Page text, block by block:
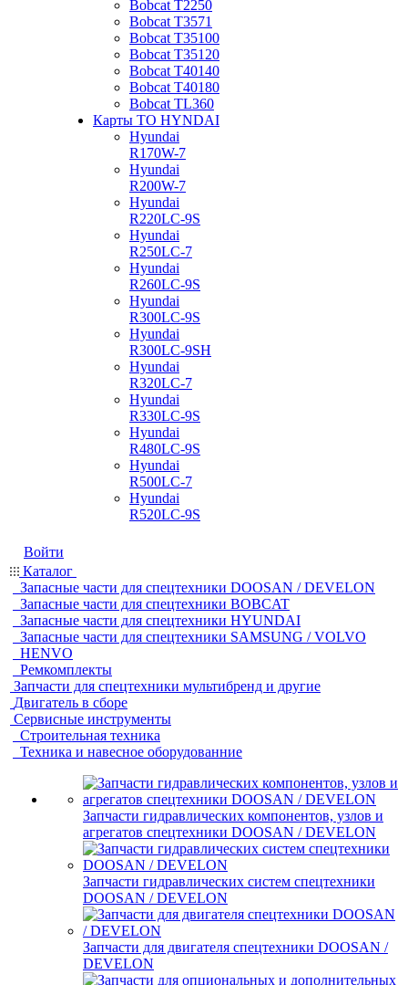
Bobcat Т2250
Bobcat Т3571
Bobcat Т35100
Bobcat Т35120
Bobcat Т40140
Bobcat Т40180
Bobcat ТL360
Карты ТО HYNDAI
Hyundai
R170W-7
Hyundai
R200W-7
Hyundai
R220LC-9S
Hyundai
R250LC-7
Hyundai
R260LC-9S
Hyundai
R300LC-9S
Hyundai
R300LC-9SH
Hyundai
R320LC-7
Hyundai
R330LC-9S
Hyundai
R480LC-9S
Hyundai
R500LC-7
Hyundai
R520LC-9S
Войти
Каталог
Запасные части для спецтехники DOOSAN / DEVELON
Запасные части для спецтехники BOBCAT
Запасные части для спецтехники HYUNDAI
Запасные части для спецтехники SAMSUNG / VOLVO
HENVO
Ремкомплекты
Запчасти для спецтехники мультибренд и другие
Двигатель в сборе
Сервисные инструменты
Строительная техника
Техника и навесное оборудованние
Запчасти гидравлических компонентов, узлов и
агрегатов спецтехники DOOSAN / DEVELON
Запчасти гидравлических систем спецтехники
DOOSAN / DEVELON
Запчасти для двигателя спецтехники DOOSAN /
DEVELON